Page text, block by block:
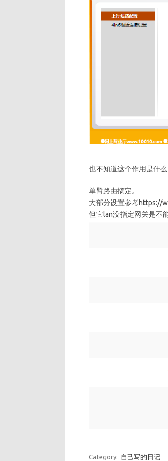
也不知道这个作用是什
单臂路由搞定。
大部分设置参考https://
但它lan没指定网关是不
Category: 自己写的日记